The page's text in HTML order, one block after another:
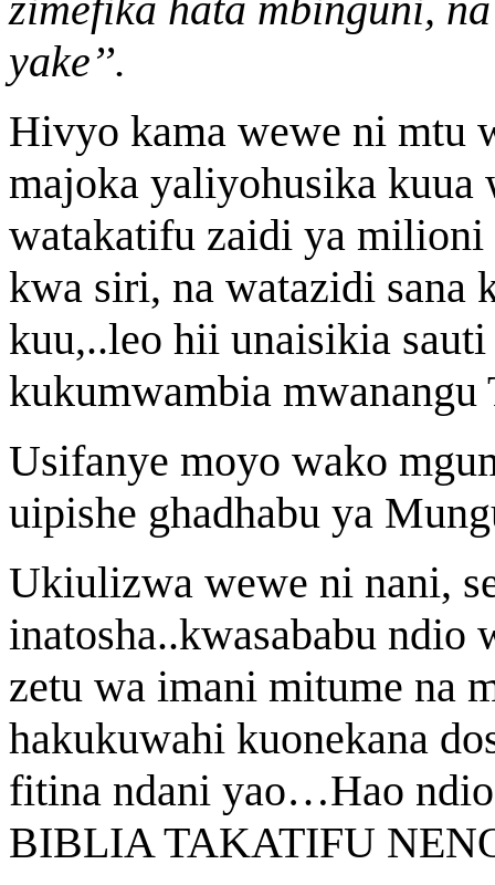
yake’’.
Hivyo kama wewe ni mtu
majoka yaliyohusika kuua
watakatifu zaidi ya milioni
kwa siri, na watazidi
kuu,..leo hii unaisikia
kukumwambia
Usifanye moyo wako
uipishe ghadhabu ya
Ukiulizwa wewe ni nani,
inatosha..kwasababu
zetu wa imani mitume na
hakukuwahi kuonekana
fitina ndani yao…Hao ndio
BIBLIA TAKATIFU